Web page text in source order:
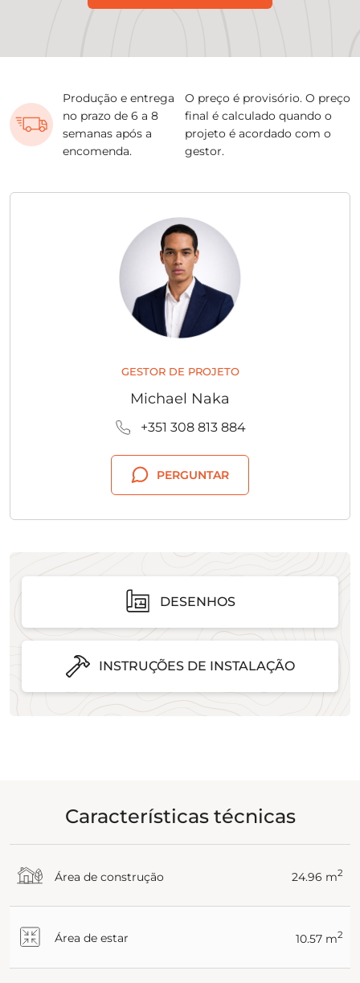
Produção e entrega
no prazo de 6 a 8
semanas após a
encomenda.
O preço é provisório. O preço
final é calculado quando o
projeto é acordado com o
gestor.
GESTOR DE PROJETO
Michael Naka
+351 308 813 884
PERGUNTAR
DESENHOS
INSTRUÇÕES DE INSTALAÇÃO
Características técnicas
Área de construção 24.96 m2
Área de estar 10.57 m2